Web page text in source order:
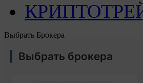
Выбрать Брокера
Выбрать брокера